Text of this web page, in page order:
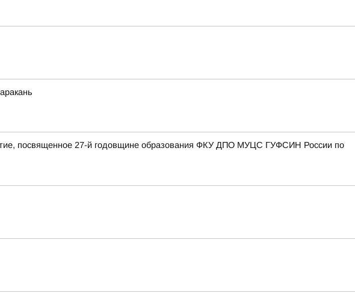
посвященное 27-й годовщине образования ФКУ ДПО МУЦС ГУФСИН России по